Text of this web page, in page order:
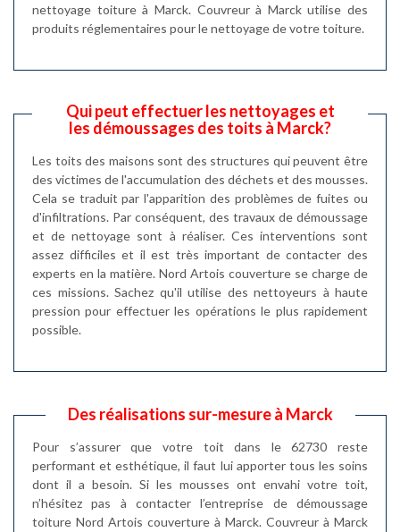
nettoyage toiture à Marck. Couvreur à Marck utilise des
produits réglementaires pour le nettoyage de votre toiture.
Qui peut effectuer les nettoyages et
les démoussages des toits à Marck?
Les toits des maisons sont des structures qui peuvent être
des victimes de l'accumulation des déchets et des mousses.
Cela se traduit par l'apparition des problèmes de fuites ou
d'infiltrations. Par conséquent, des travaux de démoussage
et de nettoyage sont à réaliser. Ces interventions sont
assez difficiles et il est très important de contacter des
experts en la matière. Nord Artois couverture se charge de
ces missions. Sachez qu'il utilise des nettoyeurs à haute
pression pour effectuer les opérations le plus rapidement
possible.
Des réalisations sur-mesure à Marck
Pour s’assurer que votre toit dans le 62730 reste
performant et esthétique, il faut lui apporter tous les soins
dont il a besoin. Si les mousses ont envahi votre toit,
n’hésitez pas à contacter l’entreprise de démoussage
toiture Nord Artois couverture à Marck. Couvreur à Marck